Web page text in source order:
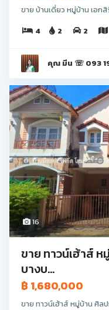
ขาย บ้านเดี่ยว หมู่บ้าน เอก
4
2 2
คุณ มีน ☏ 093
16
ขาย ทาวน์เฮ้าส์
บางบ...
฿ 1,680,000
ขาย ทาวน์เฮ้าส์ หมู่บ้าน ศิล